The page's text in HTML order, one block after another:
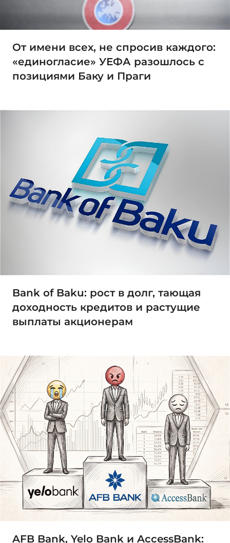
От имени всех, не спросив каждого:
«единогласие» УЕФА разошлось с
позициями Баку и Праги
Bank of Baku: рост в долг, тающая
доходность кредитов и растущие
выплаты акционерам
AFB Bank, Yelo Bank и AccessBank: